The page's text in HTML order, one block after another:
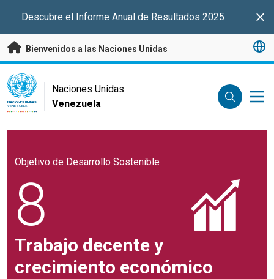
Descubre el Informe Anual de Resultados 2025
Bienvenidos a las Naciones Unidas
UN Logo
NACIONES UNIDAS
VENEZUELA
Naciones Unidas
Venezuela
Objetivo de Desarrollo Sostenible
8
Trabajo decente y
crecimiento económico